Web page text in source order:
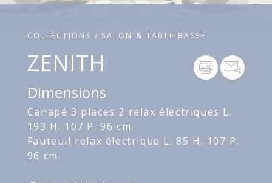
COLLECTIONS / SALON & TABLE BASSE
ZENITH
Dimensions
Canapé 3 places 2 relax électriques L.
193 H. 107 P. 96 cm.
Fauteuil relax électrique L. 85 H. 107 P.
96 cm.